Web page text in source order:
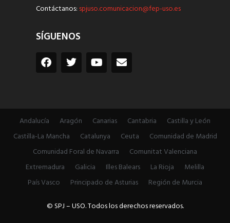
Contáctanos: spjuso.comunicacion@fep-uso.es
SÍGUENOS
Andalucía Aragón Canarias Cantabria
Castilla y León
Castilla-La Mancha
Catalunya Ceuta
Comunidad de Madrid
Comunidad Foral de Navarra
Comunitat Valenciana
Extremadura
Galicia Illes Balears La Rioja
Melilla
País Vasco
Principado de Asturias
Región de Murcia
© SPJ – USO. Todos los derechos reservados.